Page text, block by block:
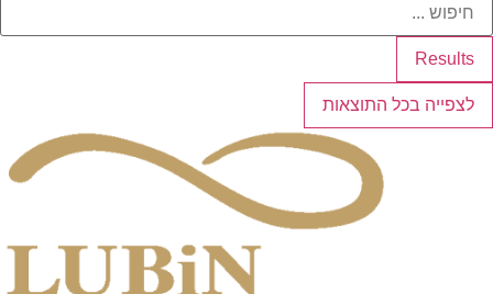
Results
לצפייה בכל התוצאות